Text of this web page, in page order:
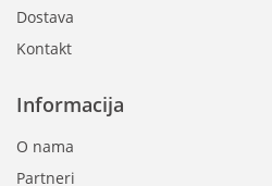
Informacija
O nama
Partneri
Dostava
Kontakt